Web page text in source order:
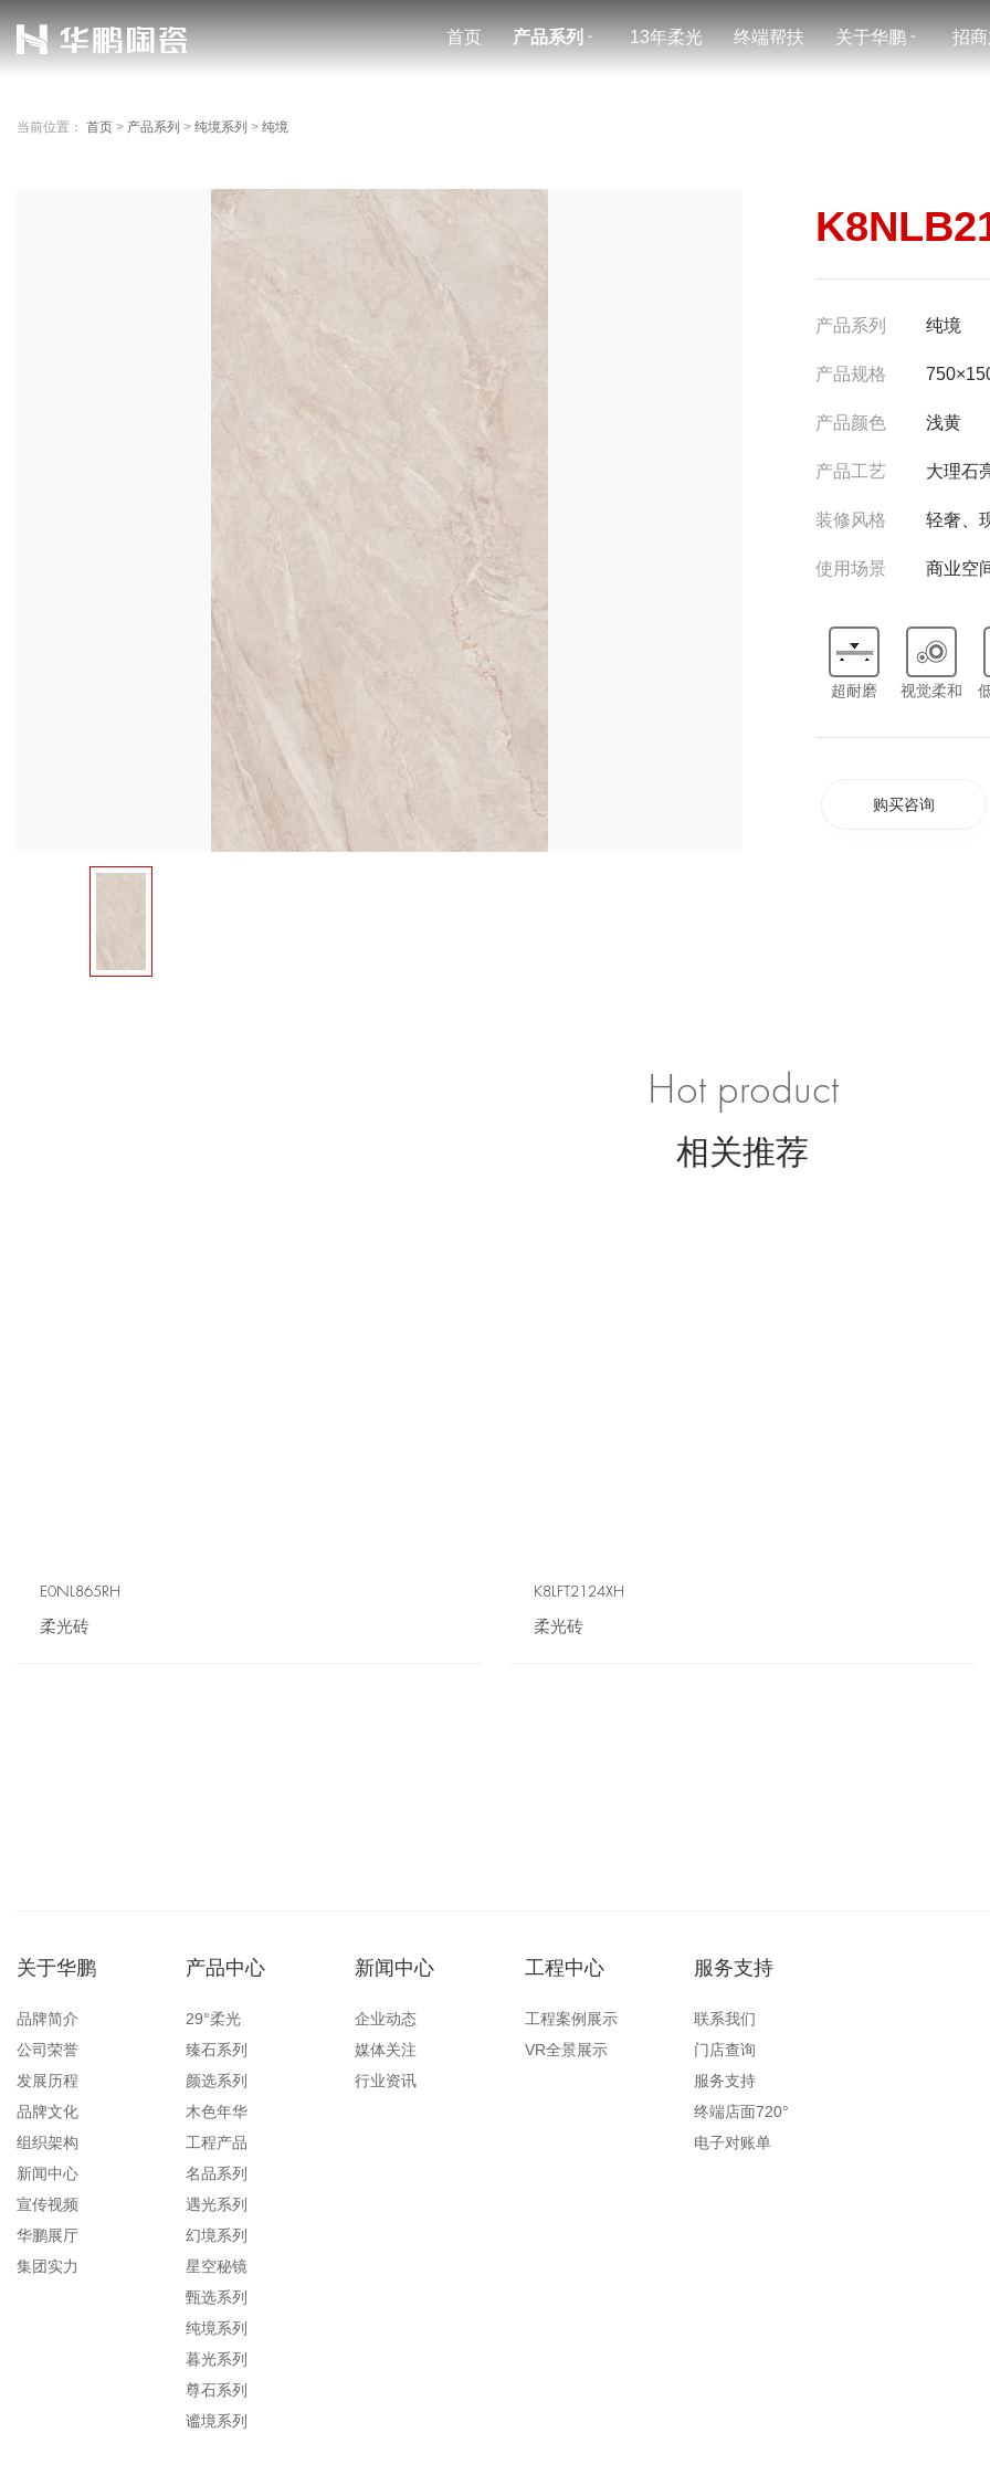
首页 产品系列 ˇ 13年柔光 终端帮扶 关于华鹏 ˇ 招
当前位置： 首页 > 产品系列 > 纯境系列 > 纯境
产品系列 纯境
产品规格
产品颜色 浅黄
产品工艺 大理石
装修风格 轻奢、
使用场景 商业空
超耐磨 视觉柔和
购买咨询
Hot product
相关推荐
E0NL865RH
柔光砖
K8LFT2124XH
柔光砖
关于华鹏
品牌简介
公司荣誉
发展历程
品牌文化
组织架构
新闻中心
宣传视频
华鹏展厅
集团实力
产品中心
29°柔光
臻石系列
颜选系列
木色年华
工程产品
名品系列
遇光系列
幻境系列
星空秘镜
甄选系列
纯境系列
暮光系列
尊石系列
谧境系列
新闻中心
企业动态
媒体关注
行业资讯
工程中心
工程案例展示
VR全景展示
服务支持
联系我们
门店查询
服务支持
终端店面720°
电子对账单